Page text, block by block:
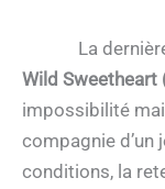
La
Wild Sweetheart
impossibilité
compagnie d’un
conditions, la